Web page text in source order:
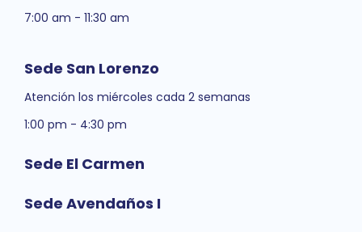
7:00 am - 11:30 am
Sede San Lorenzo
Atención los miércoles cada 2 semanas
1:00 pm - 4:30 pm
Sede El Carmen
Sede Avendaños I